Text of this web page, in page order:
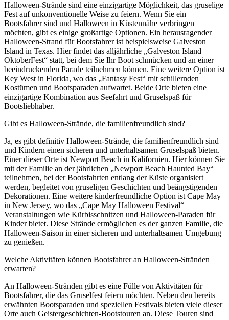
Halloween-Strände sind eine einzigartige Möglichkeit, das gruselige
Fest auf unkonventionelle Weise zu feiern. Wenn Sie ein
Bootsfahrer sind und Halloween in Küstennähe verbringen
möchten, gibt es einige großartige Optionen. Ein herausragender
Halloween-Strand für Bootsfahrer ist beispielsweise Galveston
Island in Texas. Hier findet das alljährliche „Galveston Island
OktoberFest“ statt, bei dem Sie Ihr Boot schmücken und an einer
beeindruckenden Parade teilnehmen können. Eine weitere Option ist
Key West in Florida, wo das „Fantasy Fest“ mit schillernden
Kostümen und Bootsparaden aufwartet. Beide Orte bieten eine
einzigartige Kombination aus Seefahrt und Gruselspaß für
Bootsliebhaber.
Gibt es Halloween-Strände, die familienfreundlich sind?
Ja, es gibt definitiv Halloween-Strände, die familienfreundlich sind
und Kindern einen sicheren und unterhaltsamen Gruselspaß bieten.
Einer dieser Orte ist Newport Beach in Kalifornien. Hier können Sie
mit der Familie an der jährlichen „Newport Beach Haunted Bay“
teilnehmen, bei der Bootsfahrten entlang der Küste organisiert
werden, begleitet von gruseligen Geschichten und beängstigenden
Dekorationen. Eine weitere kinderfreundliche Option ist Cape May
in New Jersey, wo das „Cape May Halloween Festival“
Veranstaltungen wie Kürbisschnitzen und Halloween-Paraden für
Kinder bietet. Diese Strände ermöglichen es der ganzen Familie, die
Halloween-Saison in einer sicheren und unterhaltsamen Umgebung
zu genießen.
Welche Aktivitäten können Bootsfahrer an Halloween-Stränden
erwarten?
An Halloween-Stränden gibt es eine Fülle von Aktivitäten für
Bootsfahrer, die das Gruselfest feiern möchten. Neben den bereits
erwähnten Bootsparaden und speziellen Festivals bieten viele dieser
Orte auch Geistergeschichten-Bootstouren an. Diese Touren sind